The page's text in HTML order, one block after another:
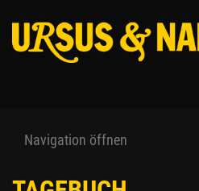
Navigation öffnen